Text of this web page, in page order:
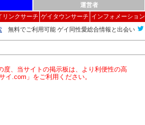
運営者
リンクサーチ ゲイタウンサーチ インフォメーション
無料でご利用可能 ゲイ同性愛総合情報と出会い
、当サイトの掲示板は、より利便性の高
イ.com」をご利用ください。